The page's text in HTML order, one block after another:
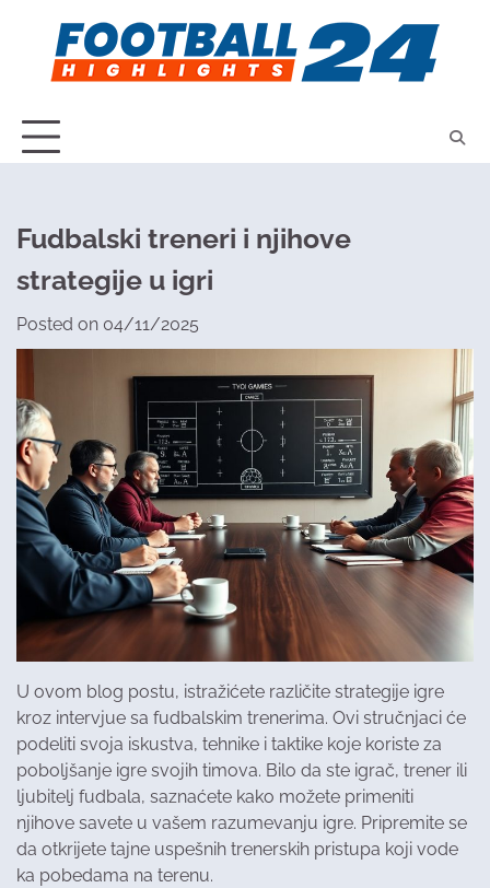
content
Fudbalski treneri i njihove
strategije u igri​
Posted on 04/11/2025
U ovom blog postu, istražićete različite strategije igre
kroz intervjue sa fudbalskim trenerima. Ovi stručnjaci će
podeliti svoja iskustva, tehnike i taktike koje koriste za
poboljšanje igre svojih timova. Bilo da ste igrač, trener ili
ljubitelj fudbala, saznaćete kako možete primeniti
njihove savete u vašem razumevanju igre. Pripremite se
da otkrijete tajne uspešnih trenerskih pristupa koji vode
ka pobedama na terenu.